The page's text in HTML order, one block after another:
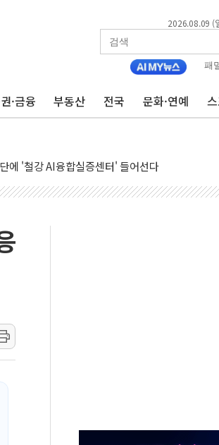
2026.08.09 (
패
·금융 부동산 전국 문화·연예
진...'두천~하당'·'올미골교' 차량 통행 선제 제한
서 50대 숨진 채 발견...경찰, 조사 중
누적 1.48%p 차 선두 유지...金 46.01% vs 鄭
살해 10대 구속…범행 후 반려견도 죽여
경선서 정청래에 승리…金 48.54% vs 鄭 44.40%
결과 발표...김민석 50.30% 정청래 41.94% 송영길
고객 400명 맞이…"마음 잇는 시간 되길"
지급 확정되나…재상고 앞두고 막판 셈법